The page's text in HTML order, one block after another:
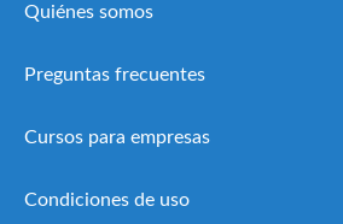
Quiénes somos
Preguntas frecuentes
Cursos para empresas
Condiciones de uso